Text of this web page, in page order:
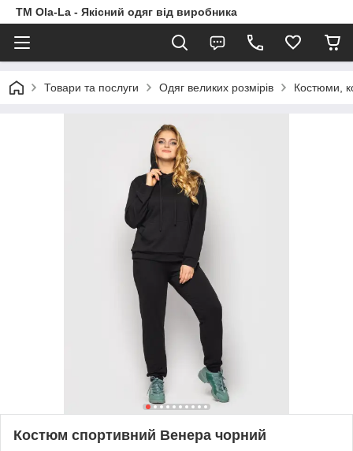
TM Ola-La - Якісний одяг від виробника
Товари та послуги Одяг великих розмірів Костюми,
Костюм спортивний Венера чорний